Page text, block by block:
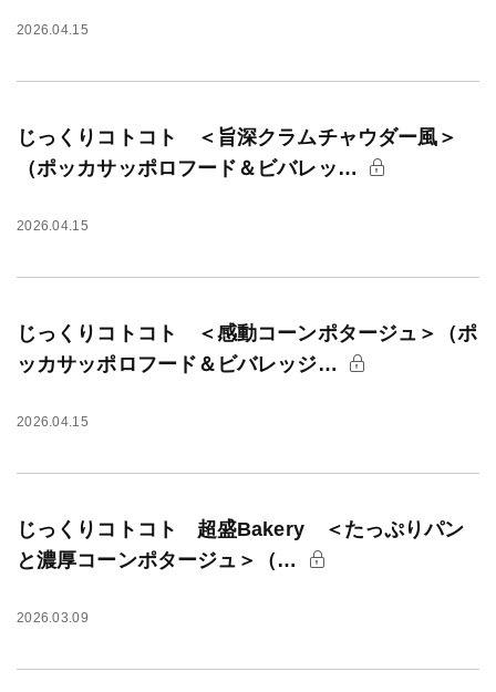
2026.04.15
じっくりコトコト ＜旨深クラムチャウダー風＞
（ポッカサッポロフード＆ビバレッ…
2026.04.15
じっくりコトコト ＜感動コーンポタージュ＞（ポ
ッカサッポロフード＆ビバレッジ…
2026.04.15
じっくりコトコト 超盛Bakery ＜たっぷりパン
と濃厚コーンポタージュ＞（…
2026.03.09